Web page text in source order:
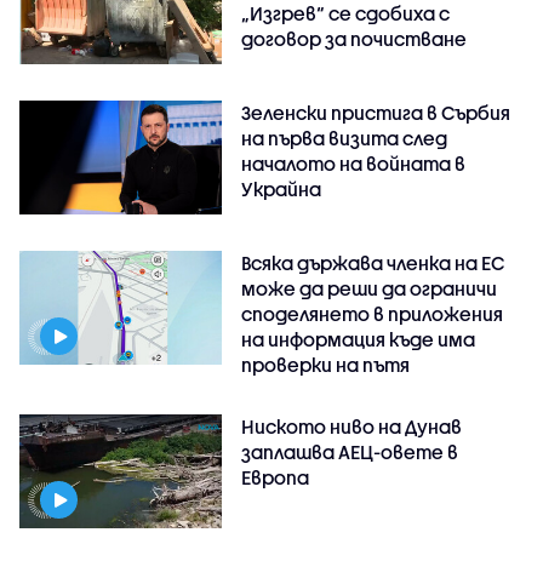
„Изгрев“ се сдобиха с
договор за почистване
Зеленски пристига в Сърбия
на първа визита след
началото на войната в
Украйна
Всяка държава членка на ЕС
може да реши да ограничи
споделянето в приложения
на информация къде има
проверки на пътя
Ниското ниво на Дунав
заплашва АЕЦ-овете в
Европа